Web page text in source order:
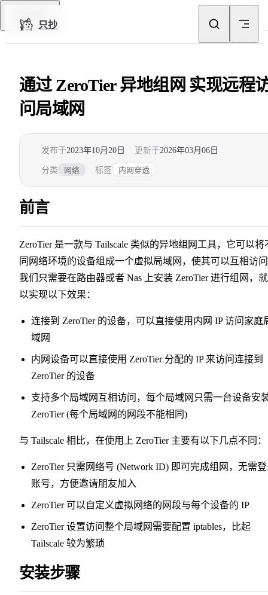
只抄
通过 ZeroTier 异地组网 实现远程
问局域网
发布于2023年10月20日 更新于2026年03月06日
分类 网络 标签 内网穿透
前言
ZeroTier 是一款与 Tailscale 类似的异地组网工具，它可以将
同网络环境的设备组成一个虚拟局域网，使其可以互相访
我们只需要在路由器或者 Nas 上安装 ZeroTier 进行组网，
以实现以下效果：
连接到 ZeroTier 的设备，可以直接使用内网 IP 访问家庭
域网
内网设备可以直接使用 ZeroTier 分配的 IP 来访问连接到
ZeroTier 的设备
支持多个局域网互相访问，每个局域网只需一台设备安
ZeroTier (每个局域网的网段不能相同)
与 Tailscale 相比，在使用上 ZeroTier 主要有以下几点不同：
ZeroTier 只需网络号 (Network ID) 即可完成组网，无需
账号，方便邀请朋友加入
ZeroTier 可以自定义虚拟网络的网段与每个设备的 IP
ZeroTier 设置访问整个局域网需要配置 iptables，比起
Tailscale 较为繁琐
安装步骤